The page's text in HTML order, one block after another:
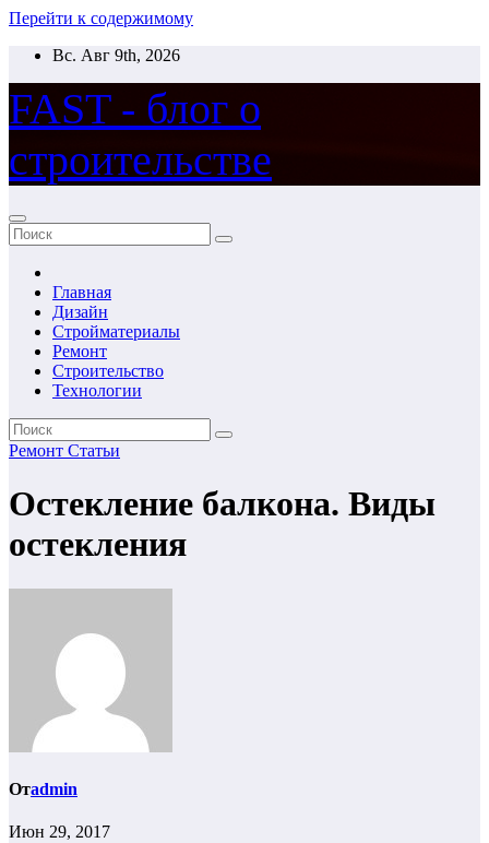
Перейти к содержимому
Вс. Авг 9th, 2026
FAST - блог о
строительстве
Главная
Дизайн
Стройматериалы
Ремонт
Строительство
Технологии
Ремонт Статьи
Остекление балкона. Виды
остекления
Отadmin
Июн 29, 2017